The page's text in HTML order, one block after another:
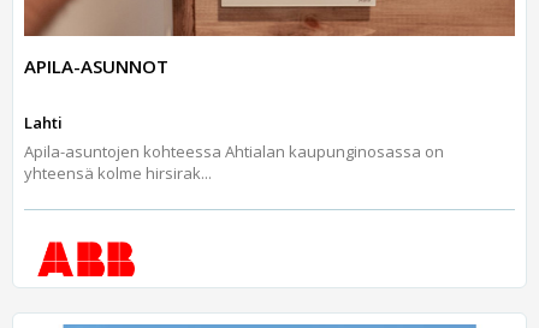
APILA-ASUNNOT
Lahti
Apila-asuntojen kohteessa Ahtialan kaupunginosassa on
yhteensä kolme hirsirak...